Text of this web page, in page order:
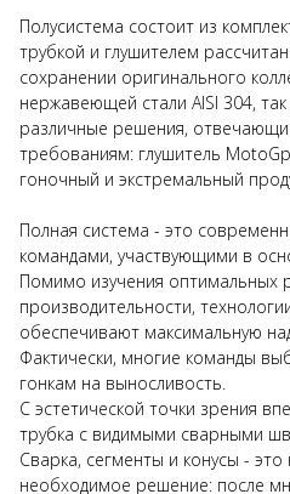
Полусистема состоит из
трубкой и глушителем
сохранении оригинального
нержавеющей стали AISI 304,
различные решения,
требованиям: глушитель
гоночный и экстремальный
Полная система - это
командами, участвующими в
Помимо изучения оптимальных
производительности,
обеспечивают максимальную
Фактически, многие команды
гонкам на выносливость.
С эстетической точки зрения
трубка с видимыми сварными
Сварка, сегменты и конусы -
необходимое решение: после